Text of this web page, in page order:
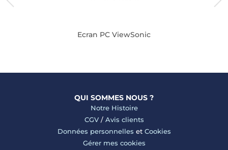
Ecran PC ViewSonic
QUI SOMMES NOUS ?
Notre Histoire
CGV/ Avis clients
Données personnelles et Cookies
Gérer mes cookies